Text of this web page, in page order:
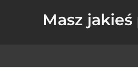
Masz